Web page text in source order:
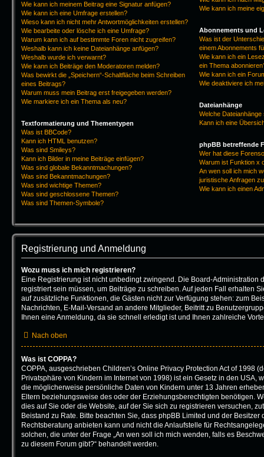
Wie kann ich meinem Beitrag eine Signatur anfügen?
Wie kann ich eine Umfrage erstellen?
Wieso kann ich nicht mehr Antwortmöglichkeiten erstellen?
Wie bearbeite oder lösche ich eine Umfrage?
Warum kann ich auf bestimmte Foren nicht zugreifen?
Weshalb kann ich keine Dateianhänge anfügen?
Weshalb wurde ich verwarnt?
Wie kann ich Beiträge den Moderatoren melden?
Was bewirkt die „Speichern“-Schaltfläche beim Schreiben
eines Beitrags?
Warum muss mein Beitrag erst freigegeben werden?
Wie markiere ich ein Thema als neu?
Textformatierung und Thementypen
Was ist BBCode?
Kann ich HTML benutzen?
Was sind Smileys?
Kann ich Bilder in meine Beiträge einfügen?
Was sind globale Bekanntmachungen?
Was sind Bekanntmachungen?
Was sind wichtige Themen?
Was sind geschlossene Themen?
Was sind Themen-Symbole?
Wie kann ich meine
Abonnements und
Was ist der
einem Abonnements
Wie kann ich ein
ein Thema
Wie kann ich ein
Wie deaktiviere ich
Dateianhänge
Welche
Kann ich eine
phpBB betreffende
Wer hat diese
Warum ist Funktion x
An wen soll ich mich
juristische Anfragen
Wie kann ich einen
Registrierung und Anmeldung
Wozu muss ich mich registrieren?
Eine Registrierung ist nicht unbedingt zwingend. Die Board-Administration
registriert sein müssen, um Beiträge zu schreiben. Auf jeden Fall erhalten
auf zusätzliche Funktionen, die Gästen nicht zur Verfügung stehen: zum
Nachrichten, E-Mail-Versand an andere Mitglieder, Beitritt zu
Ihnen eine Anmeldung, da sie schnell erledigt ist und Ihnen zahlreiche
Nach oben
Was ist COPPA?
COPPA, ausgeschrieben Children’s Online Privacy Protection Act of 1998
Privatsphäre von Kindern im Internet von 1998) ist ein Gesetz in den USA,
die möglicherweise persönliche Daten von Kindern unter 13 Jahren
Eltern beziehungsweise des oder der Erziehungsberechtigten benötigen.
dies auf Sie oder die Website, auf der Sie sich zu registrieren versuchen,
Beistand zu Rate. Bitte beachten Sie, dass phpBB Limited und der Besitzer
Rechtsberatung anbieten kann und nicht die Anlaufstelle für
solchen, die unter der Frage „An wen soll ich mich wenden, falls es
zu diesem Forum gibt?“ behandelt werden.